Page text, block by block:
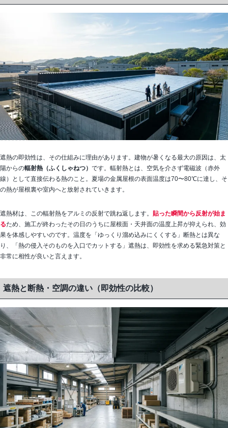
遮熱の即効性は、その仕組みに理由があります。建物が暑くなる最大の原因は、太
陽からの輻射熱（ふくしゃねつ） です。輻射熱とは、空気を介さず電磁波（赤外
線）として直接伝わる熱のこと。夏場の金属屋根の表面温度は70〜80℃に達し、そ
の熱が屋根裏や室内へと放射されていきます。
遮熱材は、この輻射熱をアルミの反射で跳ね返します。 貼った瞬間から反射が始ま
るため、施工が終わったその日のうちに屋根面・天井面の温度上昇が抑えられ、効
果を体感しやすいのです。温度を「ゆっくり溜め込みにくくする」断熱とは異な
り、「熱の侵入そのものを入口でカットする」遮熱は、即効性を求める緊急対策と
非常に相性が良いと言えます。
遮熱と断熱・空調の違い（即効性の比較）